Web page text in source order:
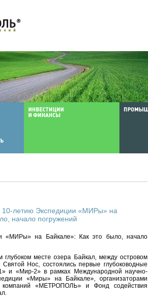
10-летию Экспедиции «МИРы» на
начало погружений
«МИРы» на Байкале»: Как это было, начало
месте озера Байкал, между островом
Нос, состоялись первые глубоководные
и «Мир-2» в рамках Международной научно-
«Миры» на Байкале», организаторами
компаний «МЕТРОПОЛЬ» и Фонд содействия